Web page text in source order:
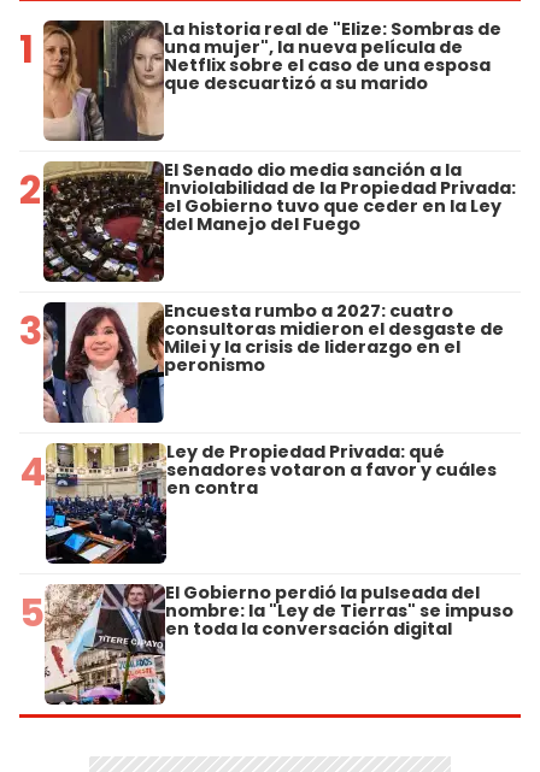
1 La historia real de "Elize: Sombras de
una mujer", la nueva película de
Netflix sobre el caso de una esposa
que descuartizó a su marido
2 El Senado dio media sanción a la
Inviolabilidad de la Propiedad Privada:
el Gobierno tuvo que ceder en la Ley
del Manejo del Fuego
3 Encuesta rumbo a 2027: cuatro
consultoras midieron el desgaste de
Milei y la crisis de liderazgo en el
peronismo
4 Ley de Propiedad Privada: qué
senadores votaron a favor y cuáles
en contra
5 El Gobierno perdió la pulseada del
nombre: la "Ley de Tierras" se impuso
en toda la conversación digital